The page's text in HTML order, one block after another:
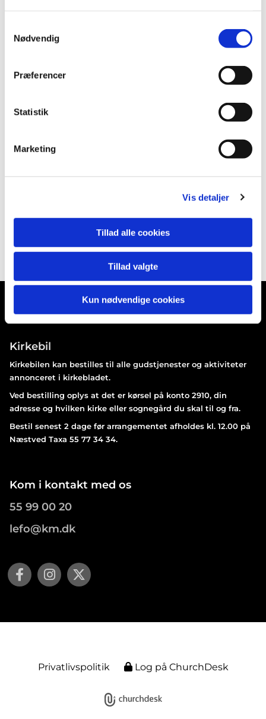
Nødvendig
Præferencer
Statistik
Marketing
Vis detaljer
Tillad alle cookies
Tillad valgte
Kun nødvendige cookies
Kirkebil
Kirkebilen kan bestilles til alle gudstjenester og aktiviteter
annonceret i kirkebladet.
Ved bestilling oplys at det er kørsel på konto 2910, din
adresse og hvilken kirke eller sognegård du skal til og fra.
Bestil senest 2 dage før arrangementet afholdes kl. 12.00 på
Næstved Taxa 55 77 34 34.
Kom i kontakt med os
55 99 00 20
lefo@km.dk
Privatlivspolitik Log på ChurchDesk